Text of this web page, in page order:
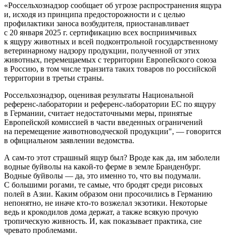
«Россельхознадзор сообщает об угрозе распространения ящура
и, исходя из принципа предосторожности и с целью
профилактики заноса возбудителя, приостанавливает
с 20 января 2025 г. сертификацию всех восприимчивых
к ящуру животных и всей подконтрольной государственному
ветеринарному надзору продукции, полученной от этих
животных, перемещаемых с территории Европейского союза
в Россию, в том числе транзита таких товаров по российской
территории в третьи страны.
Россельхознадзор, оценивая результаты Национальной
референс-лаборатории и референс-лаборатории ЕС по ящуру
в Германии, считает недостаточными меры, принятые
Европейской комиссией в части введенных ограничений
на перемещение животноводческой продукции", — говорится
в официальном заявлении ведомства.
А сам-то этот страшный ящур был? Вроде как да, им заболели
водные буйволы на какой-то ферме в земле Бранденбург.
Водные буйволы — да, это именно то, что вы подумали.
С большими рогами, те самые, что бродят среди рисовых
полей в Азии. Каким образом они просочились в Германию
непонятно, не иначе кто-то возжелал экзотики. Некоторые
ведь и крокодилов дома держат, а также всякую прочую
тропическую живность. И, как показывает практика, сие
чревато проблемами.